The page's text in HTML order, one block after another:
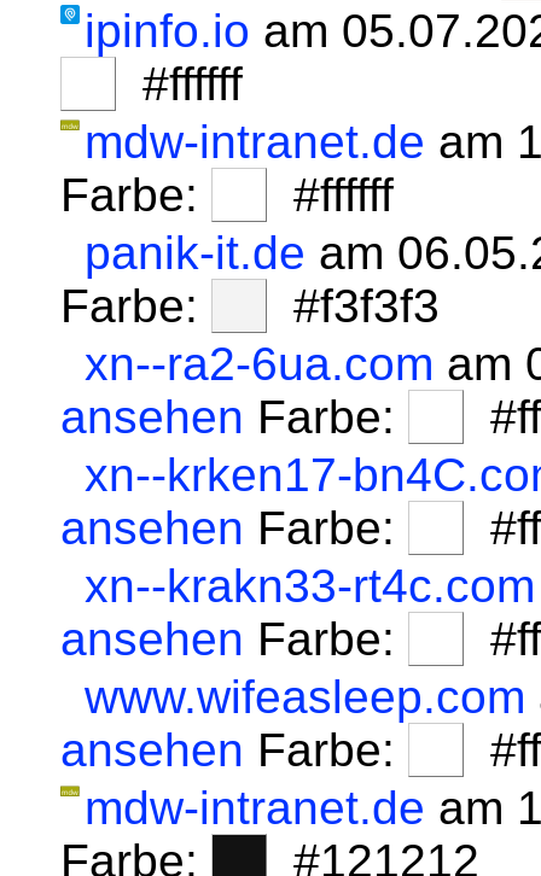
ipinfo.io am
#ffffff
mdw-intranet.de am
Farbe:
#ffffff
panik-it.de am
Farbe:
#f3f3f3
xn--ra2-6ua.com am
ansehen Farbe:
xn--krken17-
ansehen Farbe:
xn--krakn33-rt4c.com
ansehen Farbe:
www.wifeasleep.com
ansehen Farbe:
mdw-intranet.de am
Farbe:
#121212